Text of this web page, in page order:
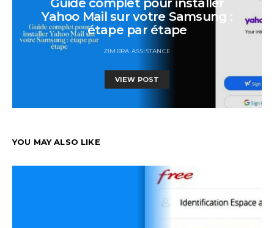
Guide complet pour installer
Yahoo Mail sur votre Samsung :
étape par étape
ZIMBRA ASSISTANCE
VIEW POST
YOU MAY ALSO LIKE